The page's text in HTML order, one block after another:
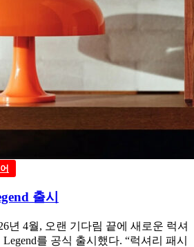
출시
년 4월, 오랜 기다림 끝에 새로운 럭셔
를 공식 출시했다. “럭셔리 패시